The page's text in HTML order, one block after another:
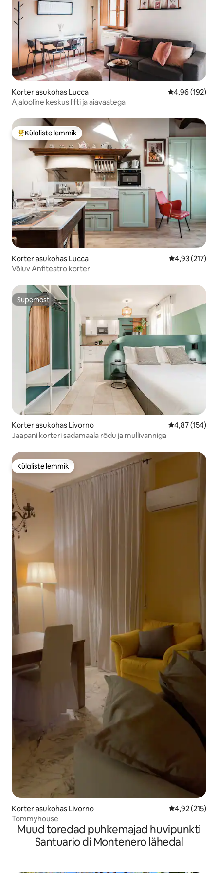
Korter asukohas Lucca Keskmine
4,96 (192)
Ajalooline keskus lifti ja aiavaatega
Külaliste suur lemmik
Külaliste lemmik
Korter asukohas Lucca Keskmine
4,93 (217)
Võluv Anfiteatro korter
Superhost
Superhost
Korter asukohas Livorno Keskmine
4,87 (154)
Jaapani korteri sadamaala rõdu ja mullivanniga
Külaliste lemmik
Külaliste lemmik
Korter asukohas Livorno Keskmine
4,92 (215)
Tommyhouse
Muud toredad puhkemajad huvipunkti
Santuario di Montenero lähedal